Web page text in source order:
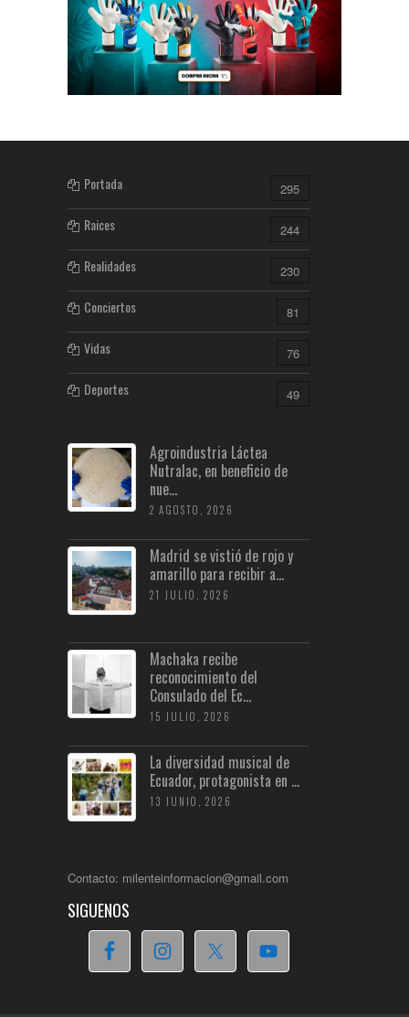
Portada 295
Raices 244
Realidades 230
Conciertos 81
Vidas 76
Deportes 49
Agroindustria Láctea
Nutralac, en beneficio de
nue...
2 AGOSTO, 2026
Madrid se vistió de rojo y
amarillo para recibir a...
21 JULIO, 2026
Machaka recibe
reconocimiento del
Consulado del Ec...
15 JULIO, 2026
La diversidad musical de
Ecuador, protagonista en ...
13 JUNIO, 2026
Contacto: milenteinformacion@gmail.com
SIGUENOS